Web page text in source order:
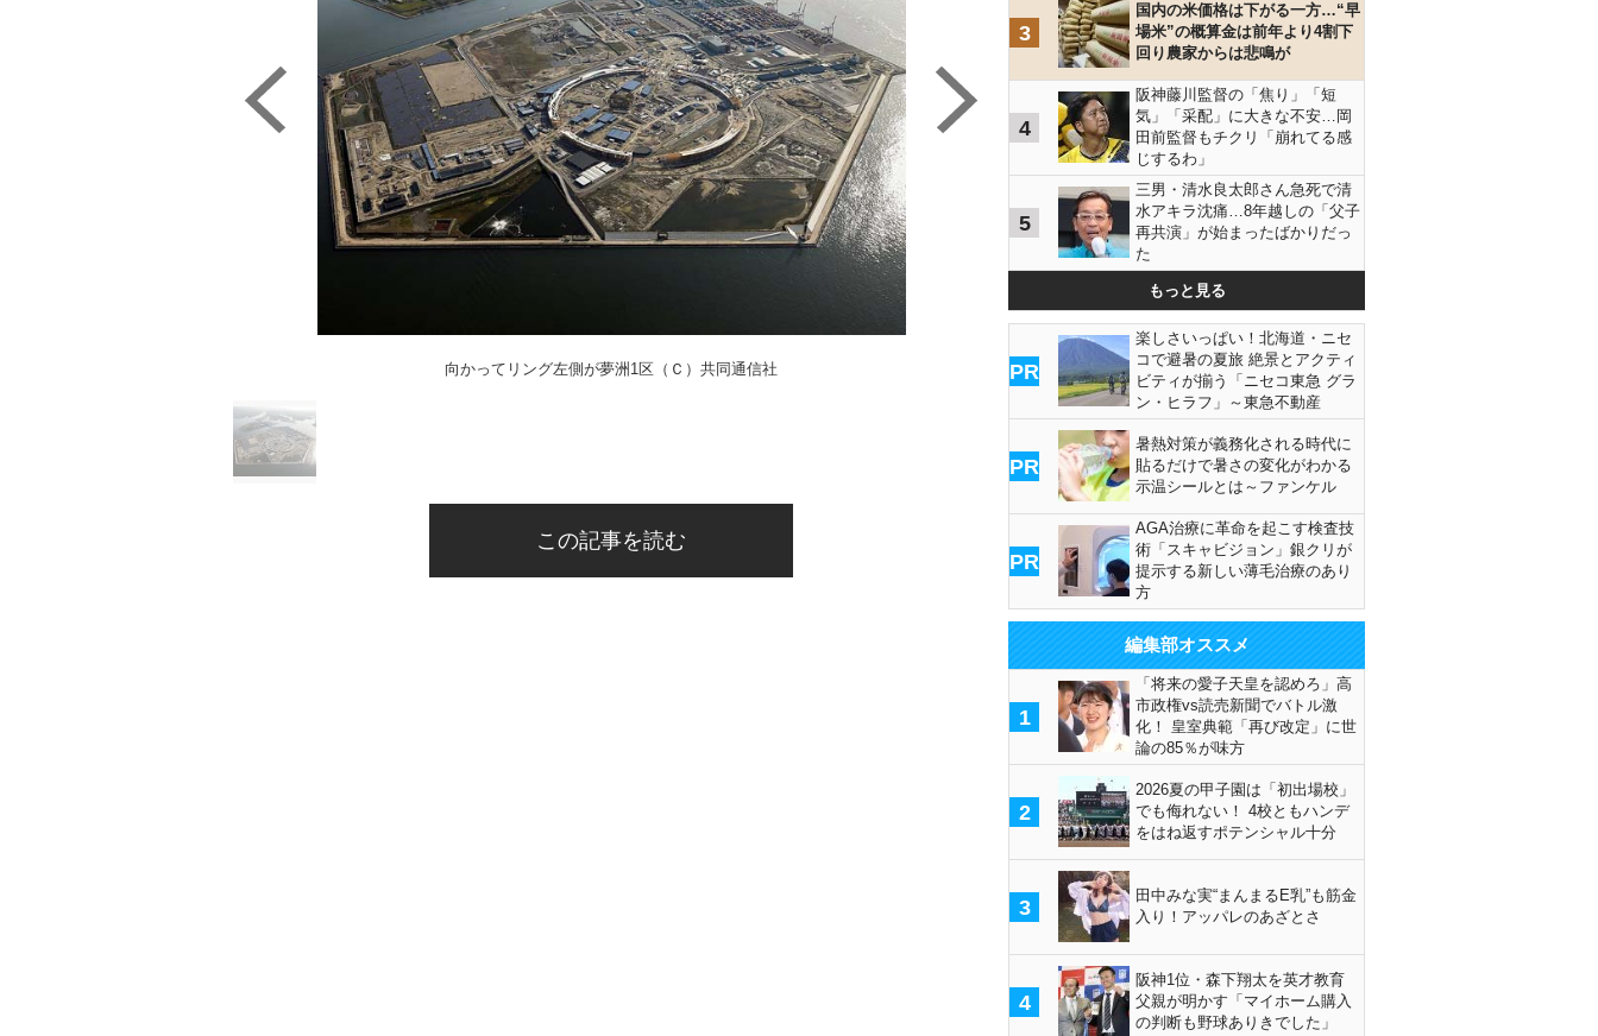
向かってリング左側が夢洲1区（Ｃ）共同通信社
この記事を読む
3
国内の米価格は下がる一方…“早
場米”の概算金は前年より4割下
回り農家からは悲鳴が
4
阪神藤川監督の「焦り」「短
気」「采配」に大きな不安…岡
田前監督もチクリ「崩れてる感
じするわ」
5
三男・清水良太郎さん急死で清
水アキラ沈痛…8年越しの「父子
再共演」が始まったばかりだっ
た
もっと見る
PR
楽しさいっぱい！北海道・ニセ
コで避暑の夏旅 絶景とアクティ
ビティが揃う「ニセコ東急 グラ
ン・ヒラフ」～東急不動産
PR
暑熱対策が義務化される時代に
貼るだけで暑さの変化がわかる
示温シールとは～ファンケル
PR
AGA治療に革命を起こす検査技
術「スキャビジョン」銀クリが
提示する新しい薄毛治療のあり
方
編集部オススメ
1
「将来の愛子天皇を認めろ」高
市政権vs読売新聞でバトル激
化！ 皇室典範「再び改定」に世
論の85％が味方
2
2026夏の甲子園は「初出場校」
でも侮れない！ 4校ともハンデ
をはね返すポテンシャル十分
3
田中みな実“まんまるE乳”も筋金
入り！アッパレのあざとさ
4
阪神1位・森下翔太を英才教育
父親が明かす「マイホーム購入
の判断も野球ありきでした」